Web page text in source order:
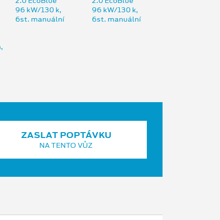
ZASLAT POPTÁVKU
NA TENTO VŮZ